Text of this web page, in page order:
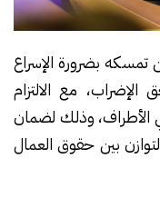
تمسكه بضرورة الإسراع
مع الالتزام
الأطراف، وذلك لضمان
بين حقوق العمال